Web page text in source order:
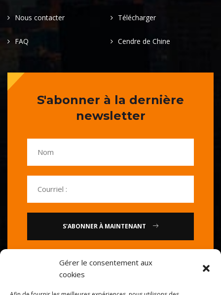
Gérer le consentement aux
cookies
Nous contacter Télécharger
FAQ Cendre de Chine
S'abonner à la dernière
newsletter
S'ABONNER À MAINTENANT
ou